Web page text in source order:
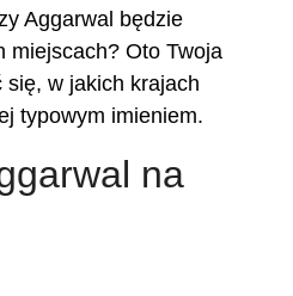
Aggarwal będzie
miejscach? Oto Twoja
w jakich krajach
typowym imieniem.
na